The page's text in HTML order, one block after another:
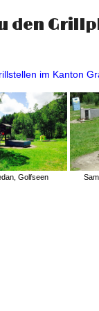
den
im Kanton
Golfseen